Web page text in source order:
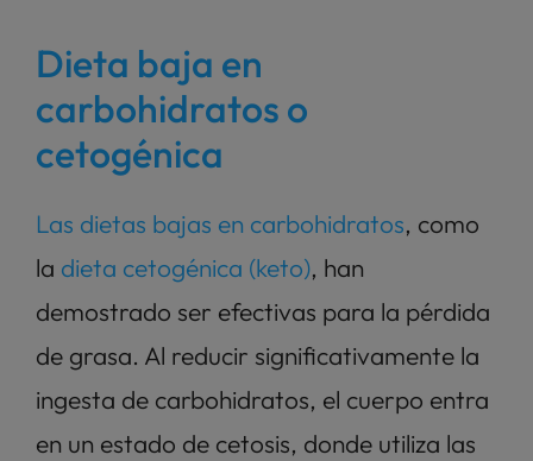
Dieta baja en
carbohidratos o
cetogénica
Las dietas bajas en carbohidratos, como
la dieta cetogénica (keto), han
demostrado ser efectivas para la pérdida
de grasa. Al reducir significativamente la
ingesta de carbohidratos, el cuerpo entra
en un estado de cetosis, donde utiliza las